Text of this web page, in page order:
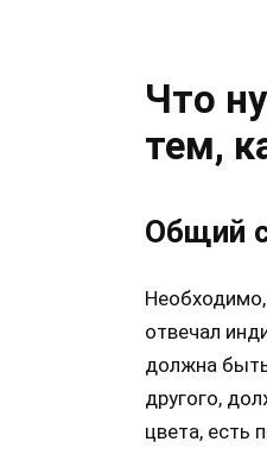
Что
тем,
Общий
отвечал
должна
другого,
цвета, есть